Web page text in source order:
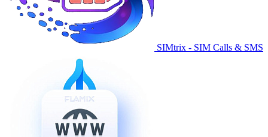
SIMtrix - SIM Calls & SMS